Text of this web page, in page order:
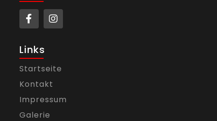
Links
Startseite
Kontakt
Impressum
Galerie